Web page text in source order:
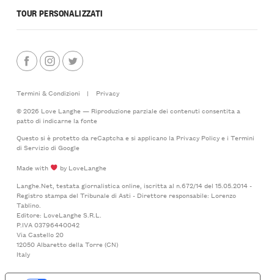
TOUR PERSONALIZZATI
Termini & Condizioni |
Privacy
© 2026 Love Langhe — Riproduzione parziale dei contenuti consentita a
patto di indicarne la fonte
Questo si è protetto da reCaptcha e si applicano la Privacy Policye i Termini
di Serviziodi Google
Made with
by LoveLanghe
Langhe.Net, testata giornalistica online, iscritta al n.672/14 del 15.05.2014 -
Registro stampa del Tribunale di Asti - Direttore responsabile: Lorenzo
Tablino.
Editore: LoveLanghe S.R.L.
P.IVA 03796440042
Via Castello 20
12050 Albaretto della Torre (CN)
Italy